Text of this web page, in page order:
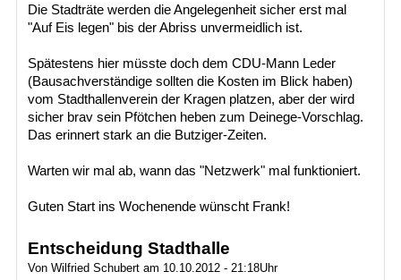
Die Stadträte werden die Angelegenheit sicher erst mal
"Auf Eis legen" bis der Abriss unvermeidlich ist.
Spätestens hier müsste doch dem CDU-Mann Leder
(Bausachverständige sollten die Kosten im Blick haben)
vom Stadthallenverein der Kragen platzen, aber der wird
sicher brav sein Pfötchen heben zum Deinege-Vorschlag.
Das erinnert stark an die Butziger-Zeiten.
Warten wir mal ab, wann das "Netzwerk" mal funktioniert.
Guten Start ins Wochenende wünscht Frank!
Entscheidung Stadthalle
Von Wilfried Schubert am 10.10.2012 - 21:18Uhr